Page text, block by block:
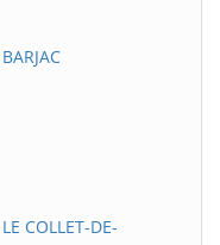
COLLET-DE-